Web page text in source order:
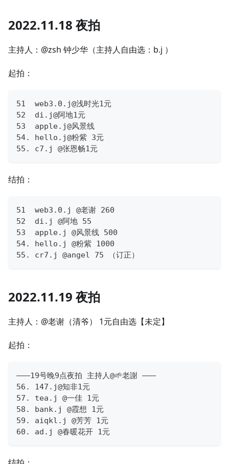
2022.11.18 夜拍
主持人：@zsh 钟少华（主持人自由选：b.j ）
起拍：
51  web3.0.j@浅时光1元
52  di.j@阿地1元
53  apple.j@风景线
54. hello.j@粉紫 3元
55. c7.j @张恩畅1元
结拍：
51  web3.0.j @老谢 260
52  di.j @阿地 55
53  apple.j @风景线 500
54. hello.j @粉紫 1000
55. cr7.j @angel 75 （订正）
2022.11.19 夜拍
主持人：@老谢（清爷） 1元自由选【未定】
起拍：
———19号晚9点夜拍 主持人@🌱老謝 ———
56. 147.j@知非1元
57. tea.j @一佳 1元
58. bank.j @霞想 1元
59. aiqkl.j @芳芳 1元
60. ad.j @春暖花开 1元